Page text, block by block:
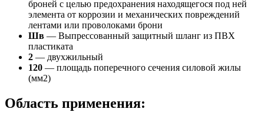
броней с целью предохранения находящегося под ней
элемента от коррозии и механических повреждений
лентами или проволоками брони
Шв — Выпрессованный защитный шланг из ПВХ
пластиката
2 — двухжильный
120 — площадь поперечного сечения силовой жилы
(мм2)
Область применения: